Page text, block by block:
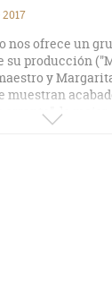
nos ofrece un
su producción
y
muestran
errante", lo mejor